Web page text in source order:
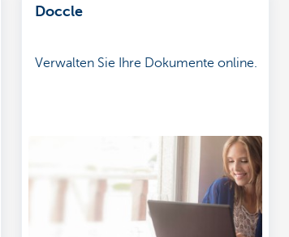
Doccle
Verwalten Sie Ihre Dokumente online.